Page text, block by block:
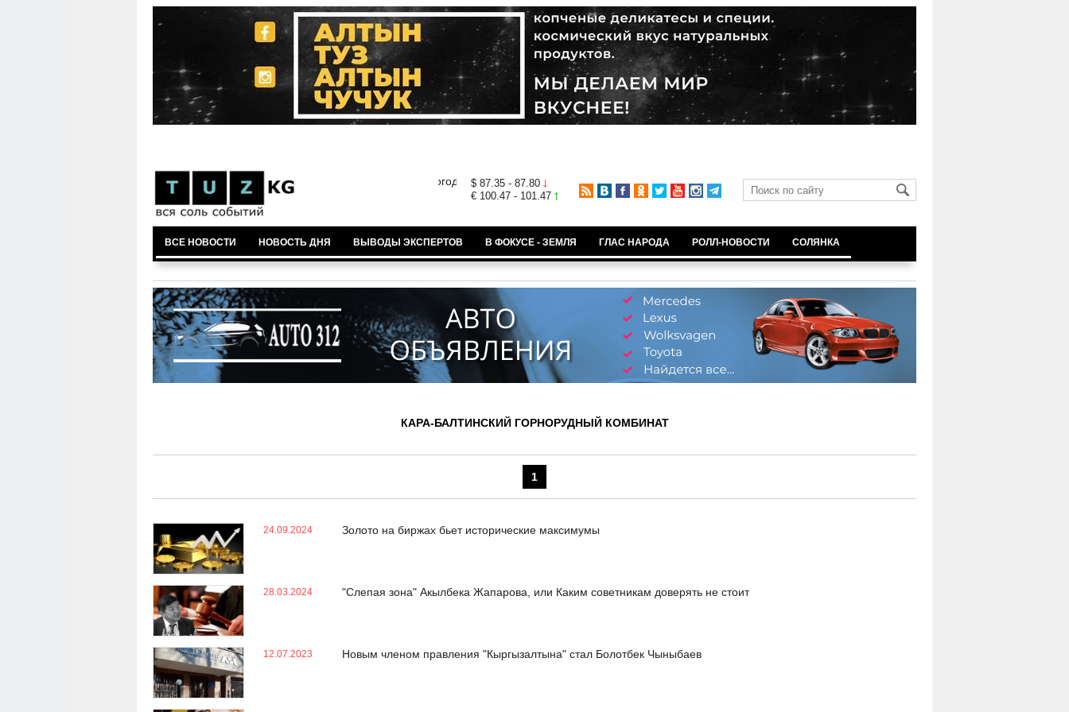
$ 87.35 - 87.80
€ 100.47 - 101.47
ВСЕ НОВОСТИ НОВОСТЬ ДНЯ ВЫВОДЫ ЭКСПЕРТОВ В ФОКУСЕ - ЗЕМЛЯ ГЛАС НАРОДА РОЛЛ-НОВОСТИ СОЛЯНКА
КАРА-БАЛТИНСКИЙ ГОРНОРУДНЫЙ КОМБИНАТ
1
24.09.2024 Золото на биржах бьет исторические максимумы
28.03.2024 "Слепая зона" Акылбека Жапарова, или Каким советникам доверять не стоит
12.07.2023 Новым членом правления "Кыргызалтына" стал Болотбек Чыныбаев